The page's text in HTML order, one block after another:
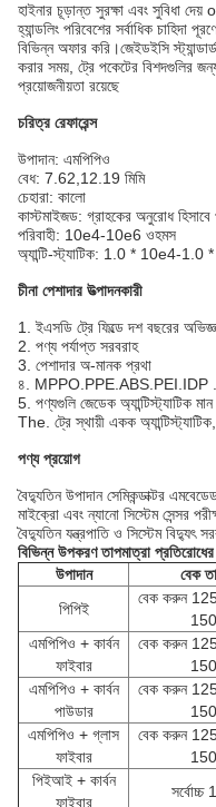
হাইনার চূড়ান্ত সুরক্ষা এবং সুবিধা
হ্যান্ডলিং পরিবেশের সর্বাধিক চাহিদা
বিভিন্ন অফার করি।জেইডইসি
করার সময়, ট্রে পকেটের বিশদগুলির
প্রয়োজনীয়তা রয়েছে
চরিত্র রেফারেন্স
উপাদান: এমপিপিও
বেধ: 7.62,12.19 মিমি
চেহারা: কালো
কাস্টমাইজড: গ্রাহকের অনুরোধ হিসাবে
পরিবাহী: 10e4-10e6 ওহমস
অ্যান্টি-স্ট্যাটিক: 1.0 * 10e4-
চীনা পেশাদার উত্পাদনকারী
1. ইএসডি ট্রে ফিল্ডে দশ বছরের
2. পণ্য পর্যাপ্ত সরবরাহ
3. পেশাদার অ-মানক প্রথা
৪. MPPO.PPE.ABS.PEI.IDP ...
5. পণ্যগুলি জেডেক অ্যান্টিস্ট্যাটিক
The. ট্রে স্থায়ী একক
পণ্য প্রয়োগ
বৈদ্যুতিন উপাদান সেমিকন্ডাক্টর
মাইক্রো এবং ন্যানো সিস্টেম সেন্সর
বৈদ্যুতিন যন্ত্রপাতি ও সিস্টেম বিদ্যুৎ
বিভিন্ন উপকরণ তাপমাত্রা প্রতিরোধের
উপাদান
বেক
পিপিই
বেক করুন 125
এমপিপিও + কার্বন
ফাইবার
বেক করুন 125
এমপিপিও + কার্বন
পাউডার
বেক করুন 125
এমপিপিও + গ্লাস
ফাইবার
বেক করুন 125
পিইআই + কার্বন
ফাইবার
সর্বোচ্চ